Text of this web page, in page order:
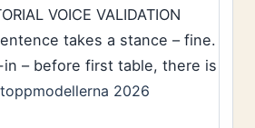
VOICE VALIDATION
takes a stance – fine.
in – before first table, there is `
2026